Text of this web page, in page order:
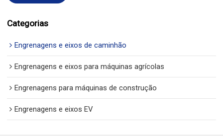
Categorias
Engrenagens e eixos de caminhão
Engrenagens e eixos para máquinas agrícolas
Engrenagens para máquinas de construção
Engrenagens e eixos EV